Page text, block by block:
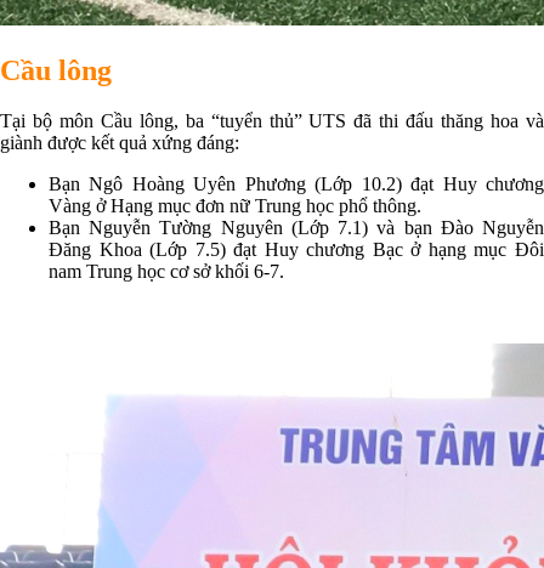
Cầu lông
Tại bộ môn Cầu lông, ba “tuyển thủ” UTS đã thi đấu thăng hoa và
giành được kết quả xứng đáng:
Bạn Ngô Hoàng Uyên Phương (Lớp 10.2) đạt Huy chương
Vàng ở Hạng mục đơn nữ Trung học phổ thông.
Bạn Nguyễn Tường Nguyên (Lớp 7.1) và bạn Đào Nguyễn
Đăng Khoa (Lớp 7.5) đạt Huy chương Bạc ở hạng mục Đôi
nam Trung học cơ sở khối 6-7.